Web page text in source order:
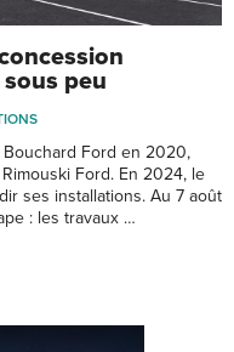
peu
Bouchard Ford en 2020,
Ford. En 2024, le
ses installations. Au 7 août
: les travaux …